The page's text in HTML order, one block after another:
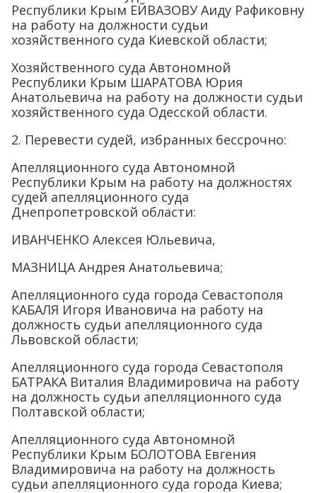
Республики Крым ЕЙВАЗОВУ Аиду Рафиковну
на работу на должности судьи
хозяйственного суда Киевской области;
Хозяйственного суда Автономной
Республики Крым ШАРАТОВА Юрия
Анатольевича на работу на должности судьи
хозяйственного суда Одесской области.
2. Перевести судей, избранных бессрочно:
Апелляционного суда Автономной
Республики Крым на работу на должностях
судей апелляционного суда
Днепропетровской области:
ИВАНЧЕНКО Алексея Юльевича,
МАЗНИЦА Андрея Анатольевича;
Апелляционного суда города Севастополя
КАБАЛЯ Игоря Ивановича на работу на
должность судьи апелляционного суда
Львовской области;
Апелляционного суда города Севастополя
БАТРАКА Виталия Владимировича на работу
на должность судьи апелляционного суда
Полтавской области;
Апелляционного суда Автономной
Республики Крым БОЛОТОВА Евгения
Владимировича на работу на должность
судьи апелляционного суда города Киева;